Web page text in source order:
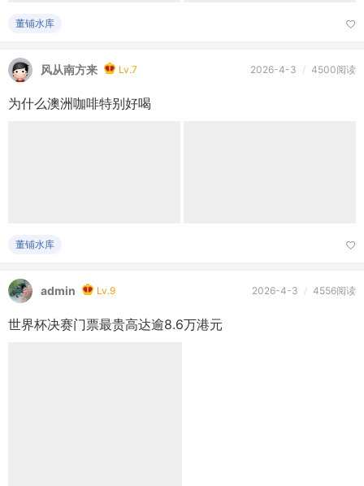
董铺水库
风从南方来 Lv.7 2026-4-3 / 4500阅读
为什么澳洲咖啡特别好喝
董铺水库
admin Lv.9 2026-4-3 / 4556阅读
世界杯决赛门票最贵高达逾8.6万港元